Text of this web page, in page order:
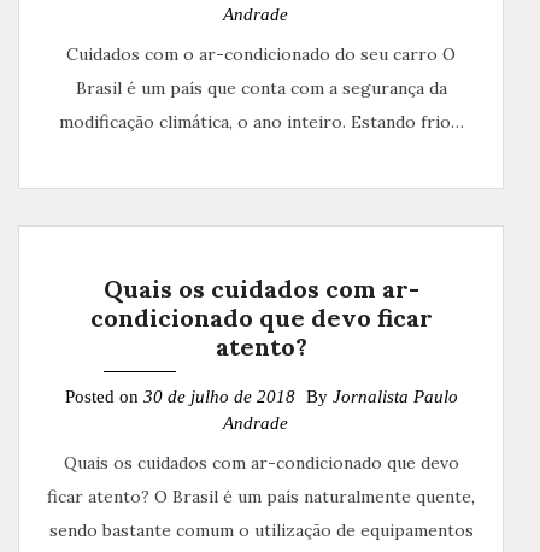
Andrade
Cuidados com o ar-condicionado do seu carro O
Brasil é um país que conta com a segurança da
modificação climática, o ano inteiro. Estando frio…
Quais os cuidados com ar-
condicionado que devo ficar
atento?
Posted on 30 de julho de 2018 By Jornalista Paulo
Andrade
Quais os cuidados com ar-condicionado que devo
ficar atento? O Brasil é um país naturalmente quente,
sendo bastante comum o utilização de equipamentos